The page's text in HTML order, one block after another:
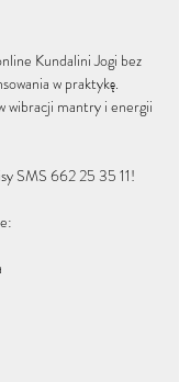
Kundalini Jogi bez
w praktykę.
wibracji mantry i energii
SMS 662 25 35 11!